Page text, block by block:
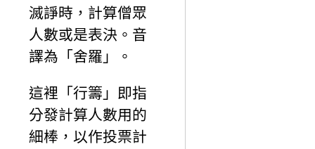
滅諍時，計算僧眾
人數或是表決。音
譯為「舍羅」。
這裡「行籌」即指
分發計算人數用的
細棒，以作投票計